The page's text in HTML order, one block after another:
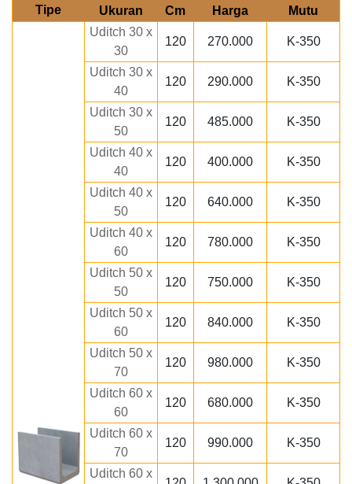
Tipe
Ukuran
Cm Harga Mutu
Uditch 30 x
30
120 270.000 K-350
Uditch 30 x
40
120 290.000 K-350
Uditch 30 x
50
120 485.000 K-350
Uditch 40 x
40
120 400.000 K-350
Uditch 40 x
50
120 640.000 K-350
Uditch 40 x
60
120 780.000 K-350
Uditch 50 x
50
120 750.000 K-350
Uditch 50 x
60
120 840.000 K-350
Uditch 50 x
70
120 980.000 K-350
Uditch 60 x
60
120 680.000 K-350
Uditch 60 x
70
120 990.000 K-350
Uditch 60 x